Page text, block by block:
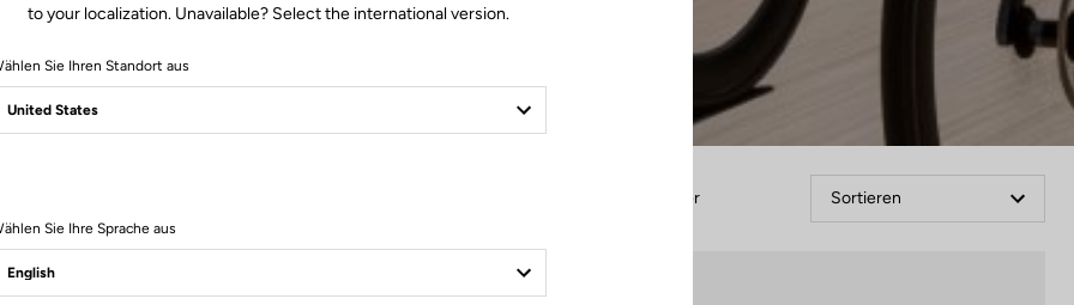
Filter Sortieren
to your localization. Unavailable? Select the international version.
Sie Ihren Standort aus
Sie Ihre Sprache aus